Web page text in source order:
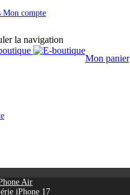
Mon compte
la navigation
Mon panier
Air
iPhone 17